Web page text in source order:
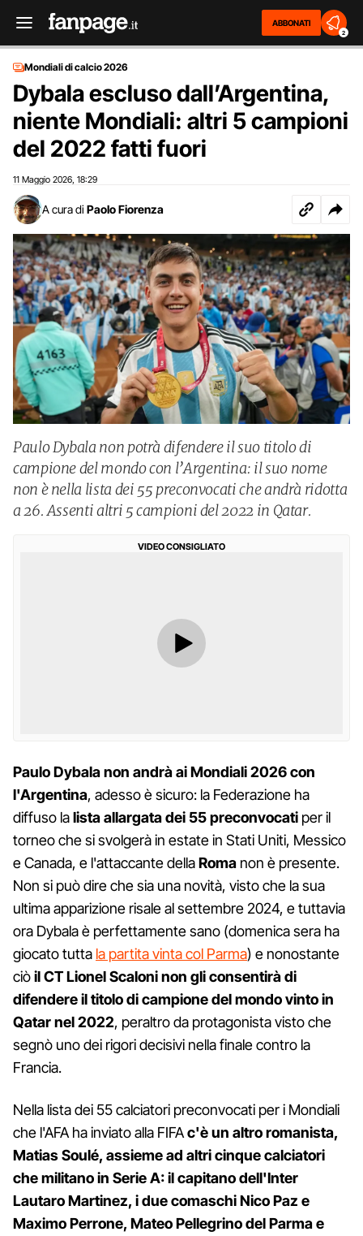
ABBONATI
2
Mondiali di calcio 2026
Dybala escluso dall’Argentina,
niente Mondiali: altri 5 campioni
del 2022 fatti fuori
11 Maggio 2026 18:29
A cura di Paolo Fiorenza
Paulo Dybala non potrà difendere il suo titolo di
campione del mondo con l’Argentina: il suo nome
non è nella lista dei 55 preconvocati che andrà ridotta
a 26. Assenti altri 5 campioni del 2022 in Qatar.
VIDEO CONSIGLIATO
Paulo Dybala non andrà ai Mondiali 2026 con
l'Argentina, adesso è sicuro: la Federazione ha
diffuso lalista allargata dei 55 preconvocati per il
torneo che si svolgerà in estate in Stati Uniti, Messico
e Canada, e l'attaccante dellaRoma non è presente.
Non si può dire che sia una novità, visto che la sua
ultima apparizione risale al settembre 2024, e tuttavia
ora Dybala è perfettamente sano (domenica sera ha
giocato tutta la partita vinta col Parma) e nonostante
ciòil CT Lionel Scaloni non gli consentirà di
difendere il titolo di campione del mondo vinto in
Qatar nel 2022, peraltro da protagonista visto che
segnò uno dei rigori decisivi nella finale contro la
Francia.
Nella lista dei 55 calciatori preconvocati per i Mondiali
che l'AFA ha inviato alla FIFAc'è un altro romanista,
Matias Soulé, assieme ad altri cinque calciatori
che militano in Serie A: il capitano dell'Inter
Lautaro Martinez, i due comaschi Nico Paz e
Maximo Perrone, Mateo Pellegrino del Parma e